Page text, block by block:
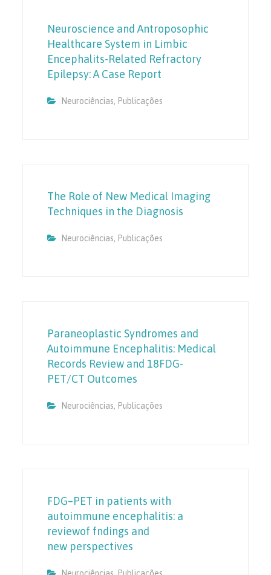
Neuroscience and Antroposophic
Healthcare System in Limbic
Encephalits-Related Refractory
Epilepsy: A Case Report
Neurociências, Publicações
The Role of New Medical Imaging
Techniques in the Diagnosis
Neurociências, Publicações
Paraneoplastic Syndromes and
Autoimmune Encephalitis: Medical
Records Review and 18FDG-
PET/CT Outcomes
Neurociências, Publicações
FDG–PET in patients with
autoimmune encephalitis: a
reviewof fndings and
new perspectives